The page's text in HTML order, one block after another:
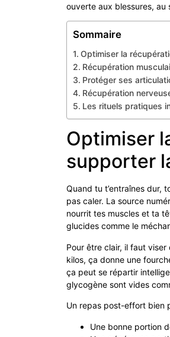
ouverte aux blessures, au
Sommaire
Optimiser la
Récupération
Protéger ses
Récupération
Les rituels pratiques
Optimiser
supporter
Quand tu t’entraînes dur,
pas caler. La source
nourrit tes muscles et ta
glucides comme le
Pour être clair, il faut viser
kilos, ça donne une
ça peut se répartir
glycogène sont vides
Un repas post-effort bien
Une bonne portion